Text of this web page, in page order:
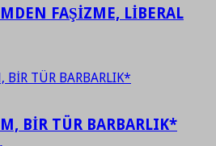
FAŞİZME, LİBERAL
BİR TÜR BARBARLIK*